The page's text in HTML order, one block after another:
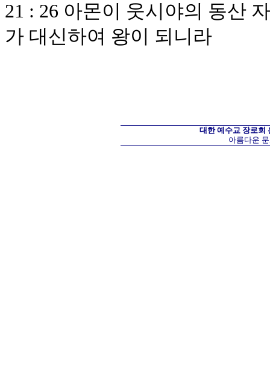
21 : 26 아몬이 웃시야의 동산
가 대신하여 왕이 되니라
대한 예수교 장로회
아름다운